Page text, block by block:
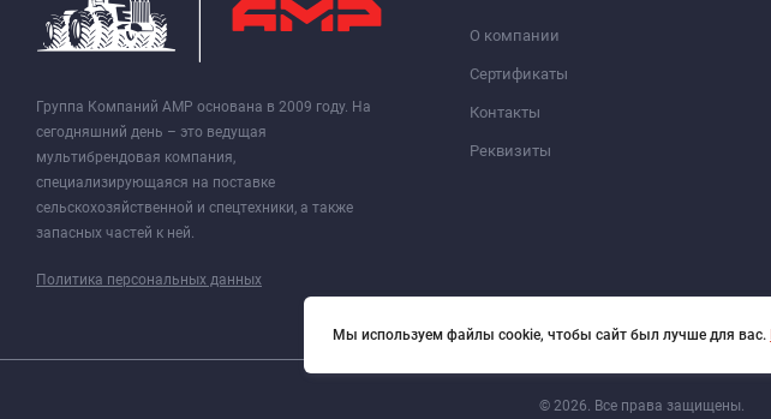
Группа Компаний АМР основана в 2009 году. На
сегодняшний день – это ведущая
мультибрендовая компания,
специализирующаяся на поставке
сельскохозяйственной и спецтехники, а также
запасных частей к ней.
Политика персональных данных
О компании
Сертификаты
Контакты
Реквизиты
© 2026. Все права защищены.
Мы используем файлы cookie, чтобы сайт был лучше для вас.